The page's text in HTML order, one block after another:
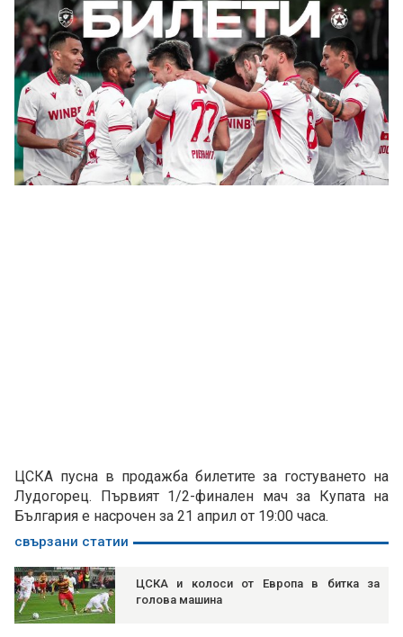
ЦСКА пусна в продажба билетите за гостуването на
Лудогорец. Първият 1/2-финален мач за Купата на
България е насрочен за 21 април от 19:00 часа.
свързани статии
ЦСКА и колоси от Европа в битка за
голова машина